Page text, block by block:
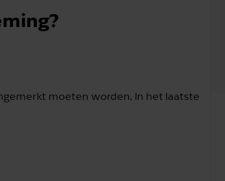
moeten worden. In het laatste